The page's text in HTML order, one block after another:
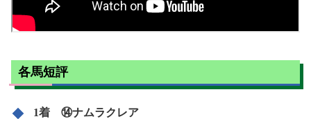
各馬短評
1着 ⑭ナムラクレア